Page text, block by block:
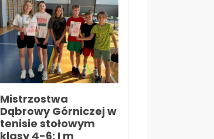
Mistrzostwa
Dąbrowy Górniczej w
tenisie stołowym
klasy 4-6: I m